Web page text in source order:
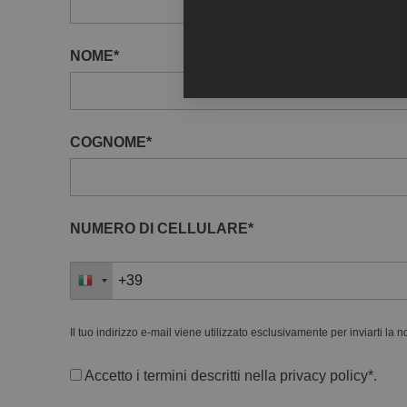
NOME*
COGNOME*
NUMERO DI CELLULARE*
Il tuo indirizzo e-mail viene utilizzato esclusivamente per inviarti la
Accetto i termini descritti nella privacy policy*.